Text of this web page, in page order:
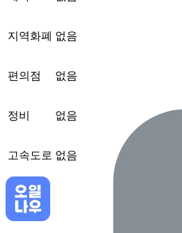
지역화폐 없음
편의점 없음
정비 없음
고속도로 없음